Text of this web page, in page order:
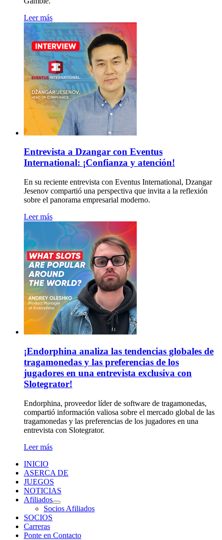
Leer más
Entrevista a Dzangar con Eventus
International: ¡Confianza y atención!
En su reciente entrevista con Eventus International, Dzangar
Jesenov compartió una perspectiva que invita a la reflexión
sobre el panorama empresarial moderno.
Leer más
¡Endorphina analiza las tendencias globales de
tragamonedas y las preferencias de los
jugadores en una entrevista exclusiva con
Slotegrator!
Endorphina, proveedor líder de software de tragamonedas,
compartió información valiosa sobre el mercado global de las
tragamonedas y las preferencias de los jugadores en una
entrevista con Slotegrator.
Leer más
INICIO
ASERCA DE
JUEGOS
NOTICIAS
Afiliados
Socios Afiliados
SOCIOS
Carreras
Ponte en Contacto